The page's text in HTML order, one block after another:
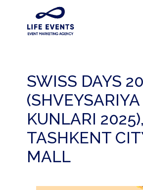
SWISS DAYS
(SHVEYSARIYA
KUNLARI 2025),
TASHKENT
MALL